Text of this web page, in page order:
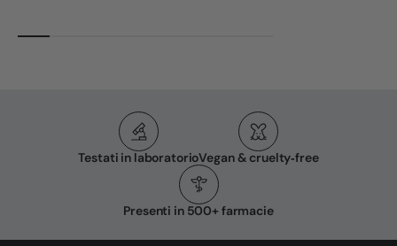
Testati in laboratorioVegan & cruelty‑free
Presenti in 500+ farmacie